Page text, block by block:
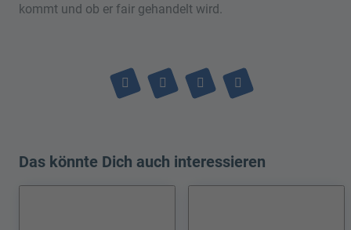
kommt und ob er fair gehandelt wird.
Das könnte Dich auch interessieren